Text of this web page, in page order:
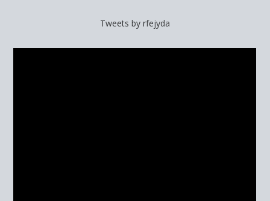
Tweets by rfejyda